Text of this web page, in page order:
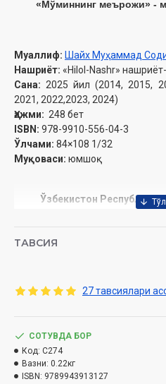
«Мўминнинг меърожи» -
Муаллиф: Шайх Муҳаммад
Нашриёт: «Hilol-Nashr»
Сана: 2025 йил (2014, 2015,
2021, 2022,2023, 2024)
Ҳажми: 248 бет
ISBN: 978-9910-556-04-3
Ўлчами: 84×108 1/32
Муқоваси: юмшоқ
Ўзбекистон
Электрон нашри
ТАВСИЯ
27 тавсиялари
СОТУВДА БОР
Код: C274
Вазни: 0.22кг
ISBN: 9789943913127